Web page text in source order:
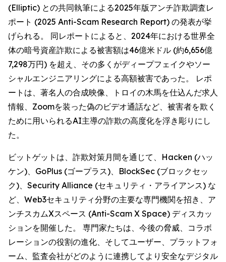
(Elliptic) との共同執筆による2025年版アンチ詐欺調査レ
ポート (2025 Anti-Scam Research Report) の発表が挙
げられる。 同レポートによると、2024年における世界全
体の暗号資産詐欺による被害額は46億米ドル (約6,656億
7,298万円) を超え、その多くがディープフェイクやソー
シャルエンジニアリングによる高額被害であった。 レポ
ートは、著名人の合成映像、トロイの木馬を仕込んだ求人
情報、Zoomを装った偽のビデオ通話など、被害者を欺く
ために用いられるAI主導の詐欺の高度化を浮き彫りにし
た。
ビットゲットは、詐欺対策月間を通じて、Hacken (ハッ
ケン)、GoPlus (ゴープラス)、BlockSec (ブロックセッ
ク)、Security Alliance (セキュリティ・アライアンス) な
ど、Web3セキュリティ分野の主要な専門機関を招き、ア
ンチスカムXスペース (Anti-Scam X Space) ディスカッ
ションを開催した。 専門家たちは、今後の脅威、コラボ
レーションの役割の進化、そしてユーザー、プラットフォ
ーム、監査会社がどのように連携してより安全なデジタル